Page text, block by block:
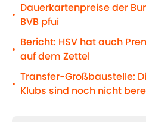
•
Dauerkartenpreise der
BVB pfui
•
Bericht: HSV hat auch
auf dem Zettel
•
Transfer-Großbaustelle:
Klubs sind noch nicht